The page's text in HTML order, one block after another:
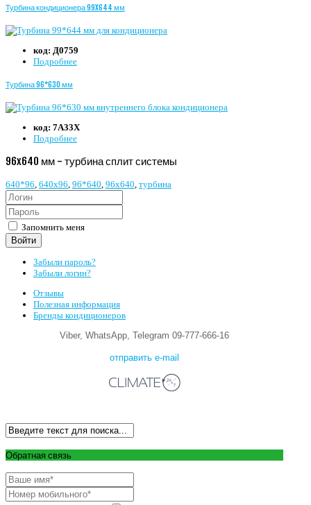
Турбина кондиционера 99X644 мм
код: Д0759
Подробнее
Турбина 96*630 мм
код: 7А33Х
Подробнее
96x640 мм - турбина сплит системы
640*96 640х96 96*640 96х640 турбина
Запомнить меня
Войти
Забыли пароль?
Забыли логин?
Отзывы
Полезная информация
Бренды кондиционеров
Viber, WhatsApp, Telegram 09-777-666-16
отправить e-mail
Обратная связь